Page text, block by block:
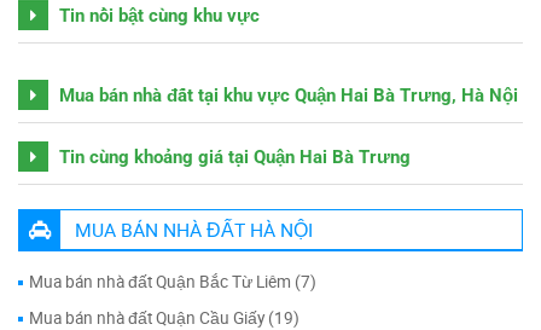
Tin nổi bật cùng khu vực
Mua bán nhà đất tại khu vực Quận Hai Bà Trưng, Hà Nội
Tin cùng khoảng giá tại Quận Hai Bà Trưng
MUA BÁN NHÀ ĐẤT HÀ NỘI
Mua bán nhà đất Quận Bắc Từ Liêm (7)
Mua bán nhà đất Quận Cầu Giấy (19)